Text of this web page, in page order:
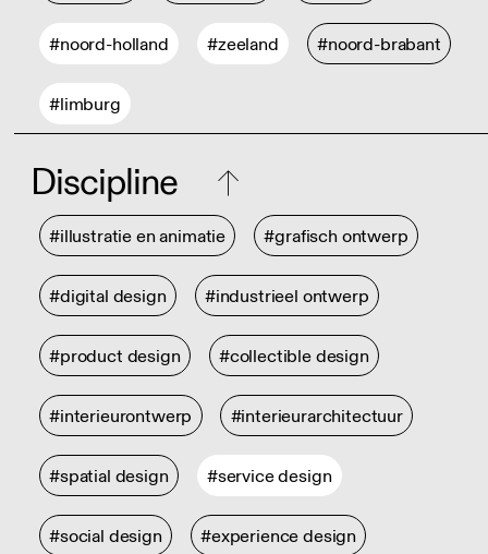
#noord-holland #zeeland #noord-brabant
#limburg
Discipline
#illustratie en animatie #grafisch ontwerp
#digital design #industrieel ontwerp
#product design #collectible design
#interieurontwerp #interieurarchitectuur
#spatial design #service design
#social design #experience design